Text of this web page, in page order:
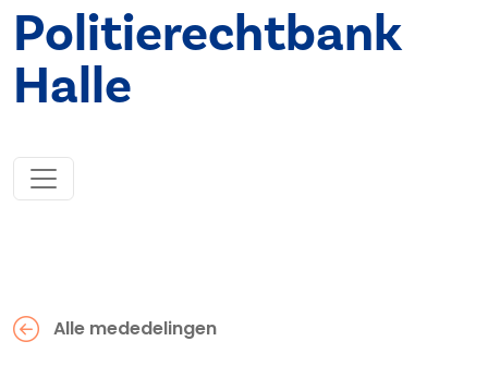
Politierechtbank
Halle
Alle mededelingen